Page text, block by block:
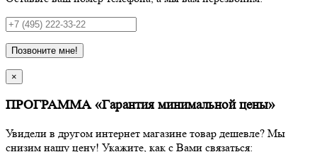
Позвоните мне!
×
ПРОГРАММА «Гарантия минимальной цены»
Увидели в другом интернет магазине товар дешевле? Мы
снизим нашу цену! Укажите, как с Вами связаться: